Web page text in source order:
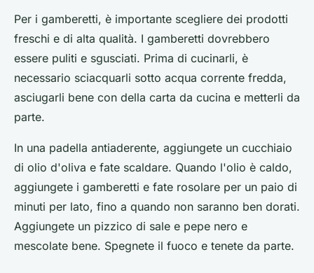
Per i gamberetti, è importante scegliere dei prodotti
freschi e di alta qualità. I gamberetti dovrebbero
essere puliti e sgusciati. Prima di cucinarli, è
necessario sciacquarli sotto acqua corrente fredda,
asciugarli bene con della carta da cucina e metterli da
parte.
In una padella antiaderente, aggiungete un cucchiaio
di olio d'oliva e fate scaldare. Quando l'olio è caldo,
aggiungete i gamberetti e fate rosolare per un paio di
minuti per lato, fino a quando non saranno ben dorati.
Aggiungete un pizzico di sale e pepe nero e
mescolate bene. Spegnete il fuoco e tenete da parte.